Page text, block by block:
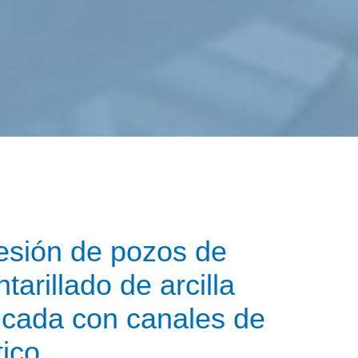
de pozos de
de arcilla
con canales de